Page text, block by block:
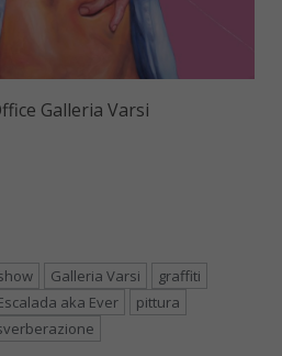
Galleria Varsi
Galleria Varsi
graffiti
aka Ever
pittura